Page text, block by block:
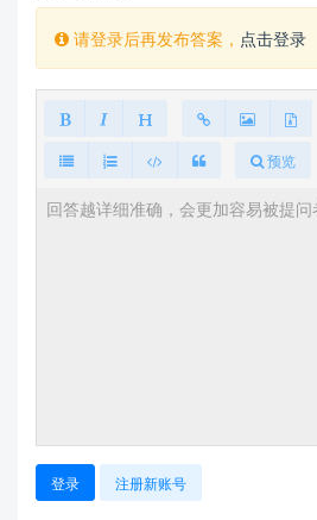
查看更多
请登录后再发布答案， 点击登录
预览
登录 注册新账号